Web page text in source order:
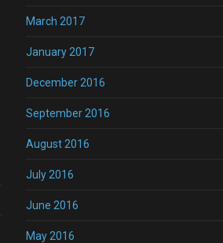
March 2017
January 2017
December 2016
September 2016
August 2016
July 2016
June 2016
May 2016